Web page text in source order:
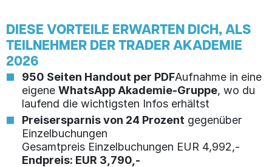
DIESE VORTEILE ERWARTEN DICH, ALS
TEILNEHMER DER TRADER AKADEMIE
2026
950 Seiten Handout per PDFAufnahme in eine
eigene WhatsApp Akademie-Gruppe, wo du
laufend die wichtigsten Infos erhältst
Preisersparnis von 24 Prozent gegenüber
Einzelbuchungen
Gesamtpreis Einzelbuchungen EUR 4,992,-
Endpreis: EUR 3,790,-